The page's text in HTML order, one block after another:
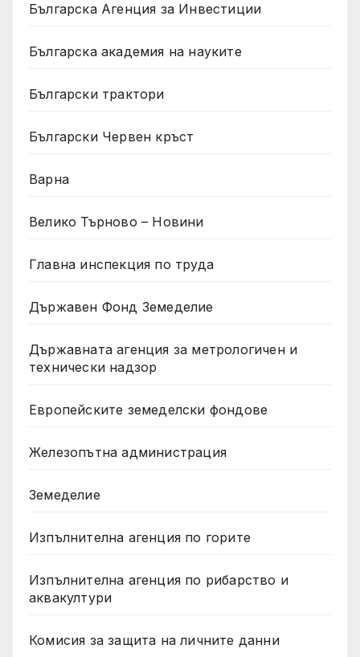
Българска Агенция за Инвестиции
Българска академия на науките
Български трактори
Български Червен кръст
Варна
Велико Търново – Новини
Главна инспекция по труда
Държавен Фонд Земеделие
Държавната агенция за метрологичен и
технически надзор
Европейските земеделски фондове
Железопътна администрация
Земеделие
Изпълнителна агенция по горите
Изпълнителна агенция по рибарство и
аквакултури
Комисия за защита на личните данни